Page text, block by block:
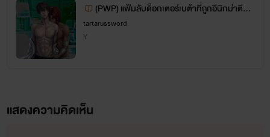
(PWP) แฟ้มลับด็อกเตอร์เบต้าที่ถูกอีนิกม่าตีตร
า
tartarussword
Y
แสดงความคิดเห็น